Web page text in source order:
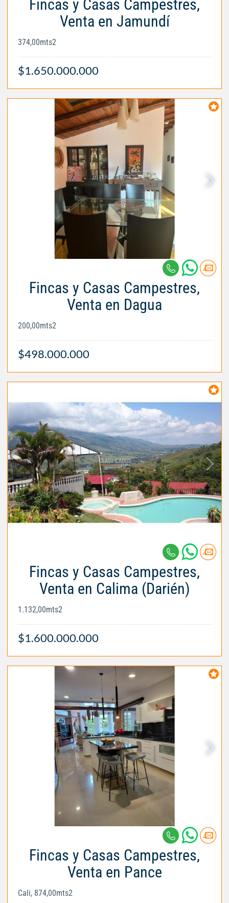
Fincas y Casas Campestres,
Venta en Jamundí
374,00mts2
$1.650.000.000
Fincas y Casas Campestres,
Venta en Dagua
200,00mts2
$498.000.000
Fincas y Casas Campestres,
Venta en Calima (Darién)
1.132,00mts2
$1.600.000.000
Fincas y Casas Campestres,
Venta en Pance
Cali, 874,00mts2